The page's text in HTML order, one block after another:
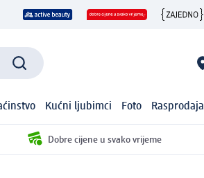
Kućni ljubimci Foto Rasprodaja
Dobre cijene u svako vrijeme